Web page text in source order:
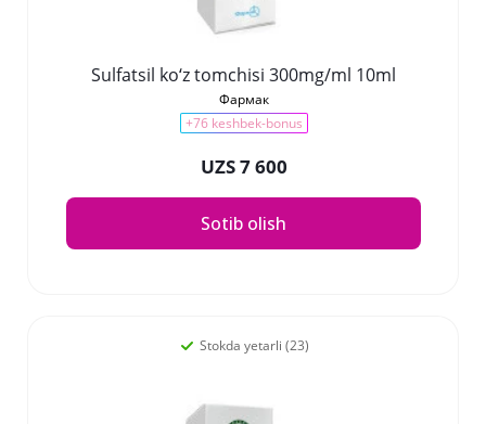
Sulfatsil ko‘z tomchisi 300mg/ml 10ml
Фармак
+76 keshbek-bonus
UZS 7 600
Sotib olish
Stokda yetarli (23)